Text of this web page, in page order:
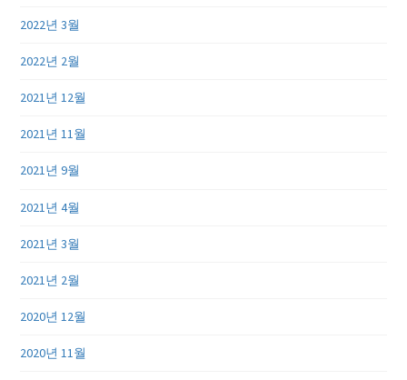
2022년 3월
2022년 2월
2021년 12월
2021년 11월
2021년 9월
2021년 4월
2021년 3월
2021년 2월
2020년 12월
2020년 11월